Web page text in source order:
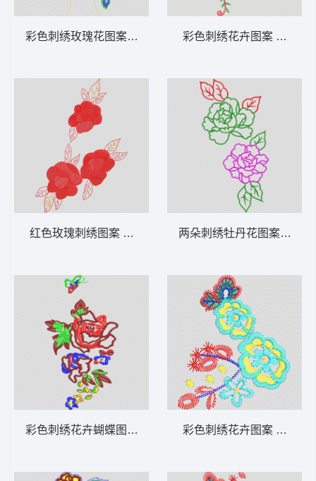
彩色刺绣玫瑰花图案 花卉 衣裤裙鞋包通用
红色玫瑰刺绣图案 花卉 衣裤裙鞋包通用
彩色刺绣花卉蝴蝶图案 花卉 衣裤裙鞋包通用
彩色刺绣花卉图案 花卉
两朵刺绣牡丹花图案 花卉
彩色刺绣花卉图案 花卉